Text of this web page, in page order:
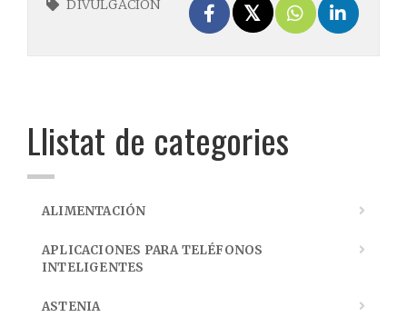
DIVULGACIÓN
Llistat de categories
ALIMENTACIÓN
APLICACIONES PARA TELÉFONOS
INTELIGENTES
ASTENIA